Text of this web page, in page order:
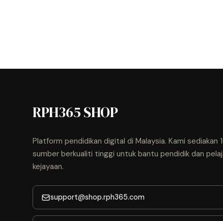
RPH365 SHOP
Platform pendidikan digital di Malaysia. Kami sediakan
sumber berkualiti tinggi untuk bantu pendidik dan
kejayaan.
support@shop.rph365.com